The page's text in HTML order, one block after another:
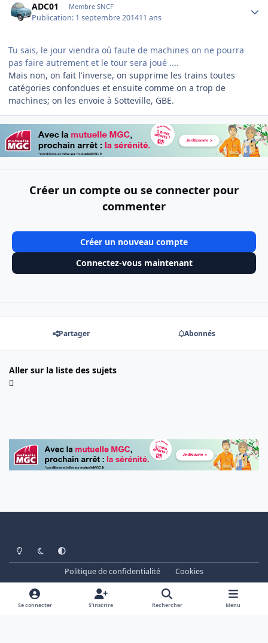
ADC01 Membre SNCF
Publication: 1 septembre 201411 ans
Tu sais, le jour viendra où faute de machines on ne pourra
pas faire autrement et le tour sera joué ....
Mais non, on fait l'inverse, on supprime les trains toutes
catégories confondues et ensuite comme on a trop de
machines; on les envoie à Sotteville, GBE.
Créer un compte ou se connecter pour
commenter
Créer un nouveau compte
Connectez-vous maintenant
Partager Abonnés
Aller sur la liste des sujets
Light ModeDark ModeSystem Preference
Politique de confidentialité
Cookies
www.cheminots.net - Forum Libre depuis 2003
Powered by
Invision Community
Se connecter S’inscrire Rechercher Menu